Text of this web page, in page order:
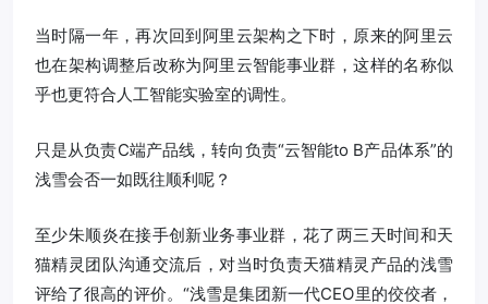
当时隔一年，再次回到阿里云架构之下时，原来的阿里云
也在架构调整后改称为阿里云智能事业群，这样的名称似
乎也更符合人工智能实验室的调性。
只是从负责C端产品线，转向负责“云智能to B产品体系”的
浅雪会否一如既往顺利呢？
至少朱顺炎在接手创新业务事业群，花了两三天时间和天
猫精灵团队沟通交流后，对当时负责天猫精灵产品的浅雪
评给了很高的评价。“浅雪是集团新一代CEO里的佼佼者，